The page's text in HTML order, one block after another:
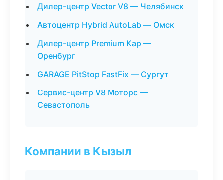
Дилер-центр Vector V8 — Челябинск
Автоцентр Hybrid AutoLab — Омск
Дилер-центр Premium Кар —
Оренбург
GARAGE PitStop FastFix — Сургут
Сервис-центр V8 Моторс —
Севастополь
Компании в Кызыл